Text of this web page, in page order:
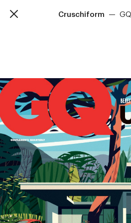
Artistes
Animation
À propos
Contact
—
Suivez nous :
Cruschiform —